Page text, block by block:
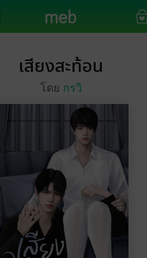
เสียงสะท้อน
โดย กรวิ